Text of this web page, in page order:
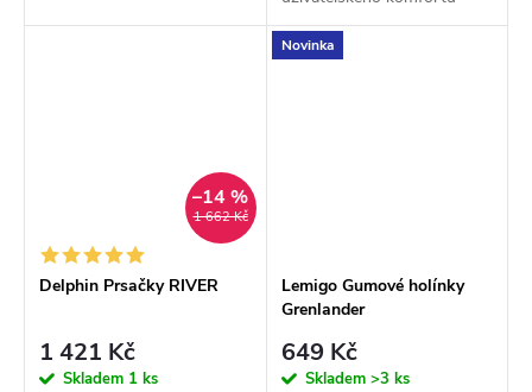
kterých jsme chtěli tyto
nejlépe vystihují tyto holínky.
1 662 Kč
–14 %
Delphin Prsačky RIVER
1 421 Kč
Skladem 1 ks
Novinka
Lemigo Gumové holínky
Grenlander
649 Kč
Skladem >3 ks